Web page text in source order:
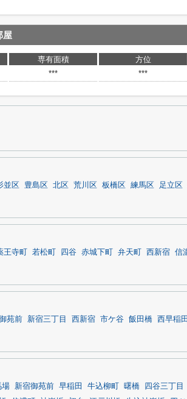
屋
専有面積 方位
*** ***
並区 豊島区 北区 荒川区 板橋区 練馬区 足立区
寺町 若松町 四谷 赤城下町 弁天町 西新宿 信
苑前 新宿三丁目 西新宿 市ケ谷 飯田橋 西早稲田
場 新宿御苑前 早稲田 牛込柳町 曙橋 四谷三丁目